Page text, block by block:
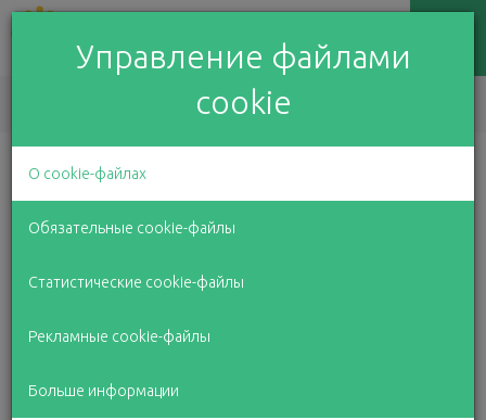
Возможность
наслаждаться зимними
радостями!
Управление файлами
cookie
О cookie-файлах
Обязательные cookie-файлы
Статистические cookie-файлы
Рекламные cookie-файлы
Больше информации